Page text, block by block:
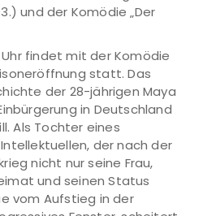
und der Komödie „Der
findet mit der Komödie
statt. Das
der 28-jährigen Maya
in Deutschland
Als Tochter eines
der nach der
nicht nur seine Frau,
und seinen Status
vom Aufstieg in der